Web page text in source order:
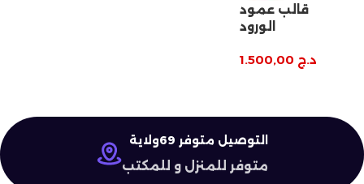
قالب عمود
الورود
د.ج
التوصيل متوفر 69ولاية
متوفر للمنزل و للمكتب